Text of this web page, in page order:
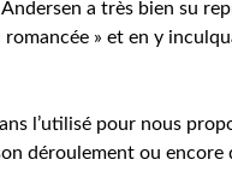
a très bien su
» et en y
l’utilisé pour nous
déroulement ou encore